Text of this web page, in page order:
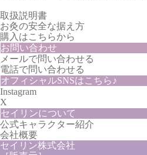
取扱説明書
お灸の安全な据え方
購入はこちらから
お問い合わせ
メールで問い合わせる
電話で問い合わせる
オフィシャルSNSはこちら♪
Instagram
X
セイリンについて
公式キャラクター紹介
会社概要
セイリン株式会社